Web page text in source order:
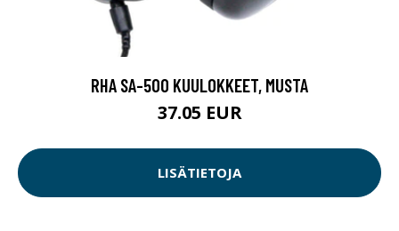
RHA SA-500 KUULOKKEET, MUSTA
37.05 EUR
LISÄTIETOJA